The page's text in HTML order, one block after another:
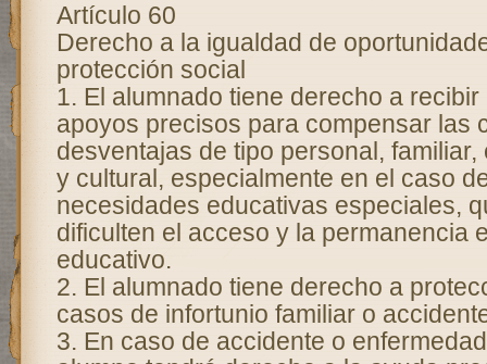
Artículo 60
Derecho a la igualdad de
protección social
1. El alumnado tiene derecho a
apoyos precisos para compensar las
desventajas de tipo personal,
y cultural, especialmente en el caso
necesidades educativas especiales,
dificulten el acceso y la permanencia
educativo.
2. El alumnado tiene derecho a
casos de infortunio familiar o
3. En caso de accidente o